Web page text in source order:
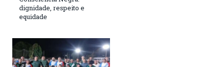
dignidade, respeito e
equidade